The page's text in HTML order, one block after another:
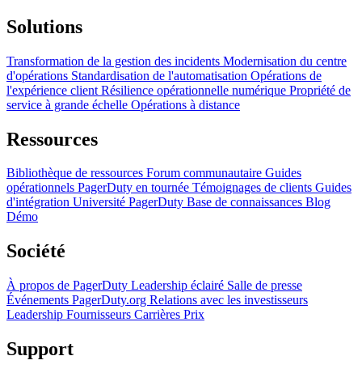
Solutions
Transformation de la gestion des incidents Modernisation du centre
d'opérations Standardisation de l'automatisation Opérations de
l'expérience client Résilience opérationnelle numérique Propriété de
service à grande échelle Opérations à distance
Ressources
Bibliothèque de ressources Forum communautaire Guides
opérationnels PagerDuty en tournée Témoignages de clients Guides
d'intégration Université PagerDuty Base de connaissances Blog
Démo
Société
À propos de PagerDuty Leadership éclairé Salle de presse
Événements PagerDuty.org Relations avec les investisseurs
Leadership Fournisseurs Carrières Prix
Support